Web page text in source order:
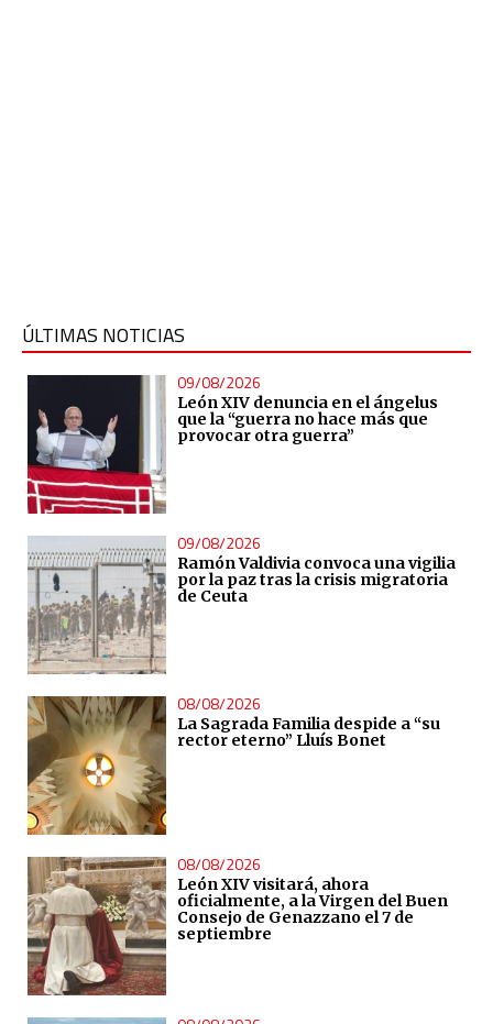
ÚLTIMAS NOTICIAS
09/08/2026
León XIV denuncia en el ángelus
que la “guerra no hace más que
provocar otra guerra”
09/08/2026
Ramón Valdivia convoca una vigilia
por la paz tras la crisis migratoria
de Ceuta
08/08/2026
La Sagrada Familia despide a “su
rector eterno” Lluís Bonet
08/08/2026
León XIV visitará, ahora
oficialmente, a la Virgen del Buen
Consejo de Genazzano el 7 de
septiembre